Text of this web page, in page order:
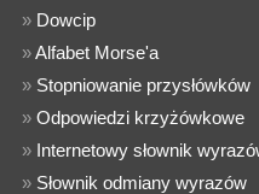
» Dowcip
»Alfabet Morse'a
» Stopniowanie przysłówków
»Odpowiedzi krzyżówkowe
» Internetowy słownik
» Słownik odmiany wyrazów